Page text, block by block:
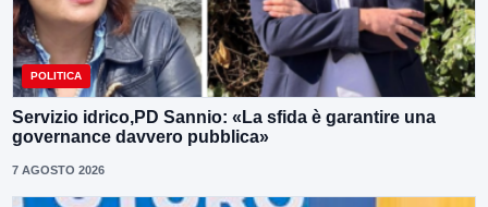
POLITICA
Servizio idrico,PD Sannio: «La sfida è garantire una
governance davvero pubblica»
7 AGOSTO 2026